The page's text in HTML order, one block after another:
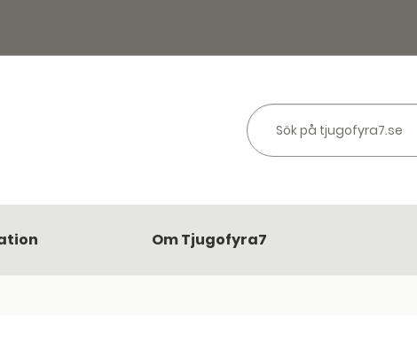
Sök på tjugofyra7.se
Om Tjugofyra7